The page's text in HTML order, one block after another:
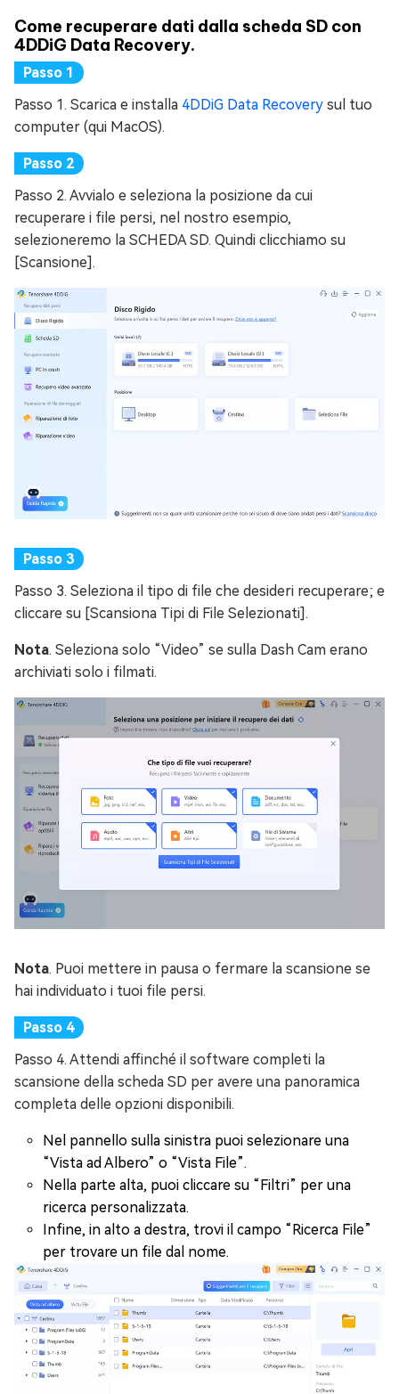
Come recuperare dati dalla scheda SD con
4DDiG Data Recovery.
Passo 1. Scarica e installa 4DDiG Data Recovery sul tuo
computer (qui MacOS).
Passo 2. Avvialo e seleziona la posizione da cui
recuperare i file persi, nel nostro esempio,
selezioneremo la SCHEDA SD. Quindi clicchiamo su
[Scansione].
Passo 3. Seleziona il tipo di file che desideri recuperare; e
cliccare su [Scansiona Tipi di File Selezionati].
Nota. Seleziona solo “Video” se sulla Dash Cam erano
archiviati solo i filmati.
Nota. Puoi mettere in pausa o fermare la scansione se
hai individuato i tuoi file persi.
Passo 4. Attendi affinché il software completi la
scansione della scheda SD per avere una panoramica
completa delle opzioni disponibili.
Nel pannello sulla sinistra puoi selezionare una
“Vista ad Albero” o “Vista File”.
Nella parte alta, puoi cliccare su “Filtri” per una
ricerca personalizzata.
Infine, in alto a destra, trovi il campo “Ricerca File”
per trovare un file dal nome.